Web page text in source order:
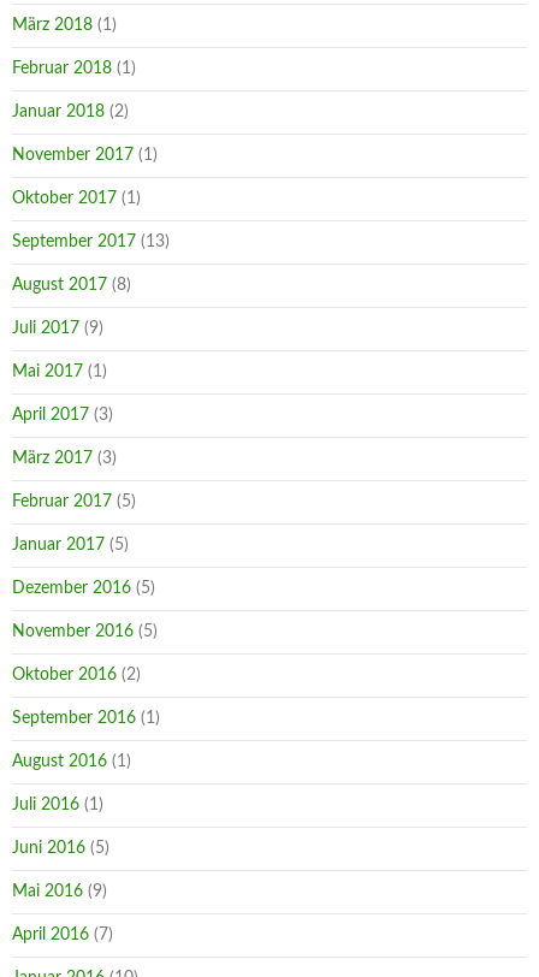
März 2018 (1)
Februar 2018 (1)
Januar 2018 (2)
November 2017 (1)
Oktober 2017 (1)
September 2017 (13)
August 2017 (8)
Juli 2017 (9)
Mai 2017 (1)
April 2017 (3)
März 2017 (3)
Februar 2017 (5)
Januar 2017 (5)
Dezember 2016 (5)
November 2016 (5)
Oktober 2016 (2)
September 2016 (1)
August 2016 (1)
Juli 2016 (1)
Juni 2016 (5)
Mai 2016 (9)
April 2016 (7)